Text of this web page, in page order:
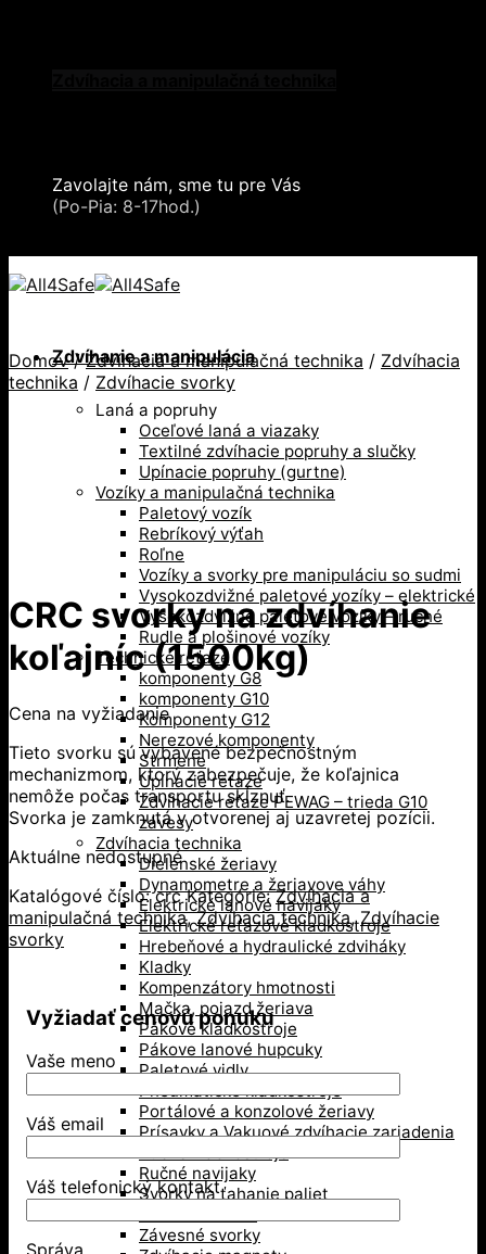
Zavolajte nám, sme tu pre Vás
(Po-Pia: 8-17hod.)
Zdvíhanie a manipulácia
Laná a popruhy
Oceľové laná a viazaky
Textilné zdvíhacie popruhy a slučky
Upínacie popruhy (gurtne)
Vozíky a manipulačná technika
Paletový vozík
Rebríkový výťah
Roľne
Vozíky a svorky pre manipuláciu so sudmi
Vysokozdvižné paletové vozíky – elektrické
Vysokozdvižné paletové vozíky – ručné
Rudle a plošinové vozíky
Technické reťaze
komponenty G8
komponenty G10
Komponenty G12
Nerezové komponenty
Strmene
Upínacie reťaze
Zdvíhacie reťaze PEWAG – trieda G10
závesy
Zdvíhacia technika
Dielenské žeriavy
Dynamometre a žeriavove váhy
Elektrické lanové navijaky
Elektrické reťazové kladkostroje
Hrebeňové a hydraulické zdviháky
Kladky
Kompenzátory hmotnosti
Mačka, pojazd žeriava
Pákové kladkostroje
Pákove lanové hupcuky
Paletové vidly
Pneumatické kladkostroje
Portálové a konzolové žeriavy
Prísavky a Vakuové zdvíhacie zariadenia
Ručné kladkostroje
Ručné navijaky
Svorky na ťahanie paliet
Závesné svorky
Domov / Zdvíhacia a manipulačná technika / Zdvíhacia
technika / Zdvíhacie svorky
CRC svorky na zdvíhanie
koľajníc (1500kg)
Cena na vyžiadanie
Tieto svorku sú vybavené bezpečnostným
mechanizmom, ktorý zabezpečuje, že koľajnica
nemôže počas transportu skĺznuť.
Svorka je zamknutá v otvorenej aj uzavretej pozícii.
Aktuálne nedostupné
Katalógové číslo:crc Kategórie:Zdvíhacia a
manipulačná technika,Zdvíhacia technika,Zdvíhacie
svorky
Vyžiadať cenovú ponuku
Vaše meno
Váš email
Váš telefonický kontakt